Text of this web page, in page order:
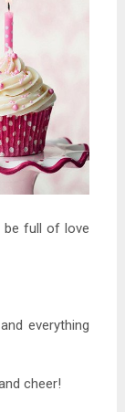
be full of love
everything
cheer!